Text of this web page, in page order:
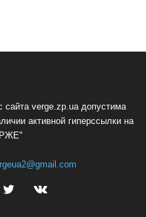
verge.zp.ua допустима
активной гиперссылки на